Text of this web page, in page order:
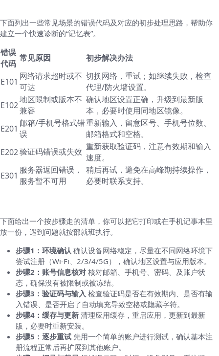
下面列出一些常见场景的错误代码及对应的初步处理思路，帮助你
建立一个快速诊断的“记忆表”。
错误
代码
常见原因 初步解决办法
E101
网络请求超时或不
可达
切换网络，重试；如继续失败，检查
代理/防火墙设置。
E102
地区限制或版本不
兼容
确认地区设置正确，升级到最新版
本，必要时使用同地区镜像。
E201
邮箱/手机号格式错
误
重新输入，留意区号、手机号位数、
邮箱格式和空格。
E202验证码错误或失效 重新获取验证码，注意有效期和输入
速度。
E301
服务器返回错误，
服务暂不可用
稍后再试，避免在高峰期持续操作，
必要时联系支持。
下面给出一个按步骤走的清单，你可以把它打印或在手机记事本里
放一份，遇到问题就按部就班执行。
步骤1：环境确认 确认设备网络稳定，尽量在不同网络环境下
尝试注册（Wi‑Fi、2/3/4/5G），确认地区设置与应用版本。
步骤2：账号信息核对 核对邮箱、手机号、密码、及账户状
态，确保没有被限制或被冻结。
步骤3：验证码与输入 检查验证码是否在有效期内、是否有输
入错误、是否开启了自动填充导致空格或隐藏字符。
步骤4：缓存与更新 清理应用缓存，重启应用，更新到最新
版，必要时重新安装。
步骤5：逐步重试 先用一个简单的账户进行测试，确认基本注
册流程正常后再扩展到其他账户。